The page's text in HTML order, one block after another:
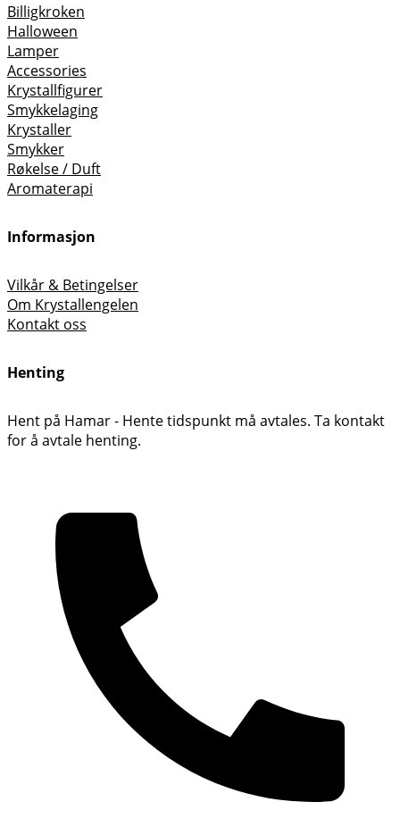
Billigkroken
Halloween
Lamper
Accessories
Krystallfigurer
Smykkelaging
Krystaller
Smykker
Røkelse / Duft
Aromaterapi
Informasjon
Vilkår & Betingelser
Om Krystallengelen
Kontakt oss
Henting
Hent på Hamar - Hente tidspunkt må avtales. Ta kontakt
for å avtale henting.